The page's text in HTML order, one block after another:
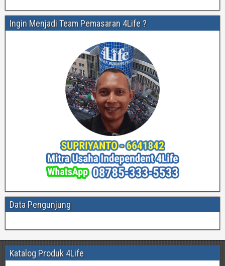
Ingin Menjadi Team Pemasaran 4Life ?
Data Pengunjung
Katalog Produk 4Life